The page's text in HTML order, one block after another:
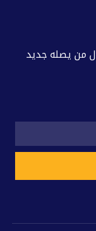
من يصله جديد